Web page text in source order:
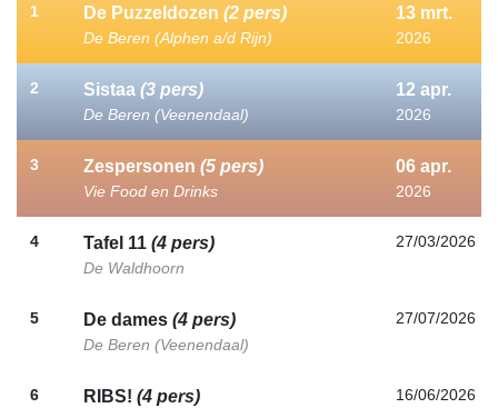
1 De Puzzeldozen (2 pers)
De Beren (Alphen a/d Rijn)
13 mrt.
2026
2 Sistaa (3 pers)
De Beren (Veenendaal)
12 apr.
2026
3 Zespersonen (5 pers)
Vie Food en Drinks
06 apr.
2026
4 Tafel 11 (4 pers)
De Waldhoorn
27/03/2026
5 De dames (4 pers)
De Beren (Veenendaal)
27/07/2026
6 RIBS! (4 pers) 16/06/2026